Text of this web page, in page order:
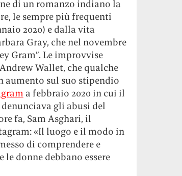
di un romanzo indiano la
le sempre più frequenti
2020) e dalla vita
Gray, che nel novembre
Gram”. Le improvvise
Wallet, che qualche
aumento sul suo stipendio
a febbraio 2020 in cui il
gli abusi del
fa, Sam Asghari, il
«Il luogo e il modo in
di comprendere e
donne debbano essere